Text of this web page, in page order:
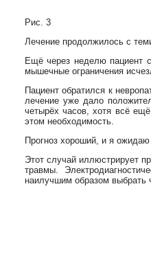
Рис. 3
Лечение продолжилось с
Ещё через неделю пациент
мышечные ограничения
Пациент обратился к
лечение уже дало
четырёх часов, хотя всё
этом необходимость.
Прогноз хороший, и я ожидаю
Этот случай иллюстрирует
травмы.
наилучшим образом выбрать